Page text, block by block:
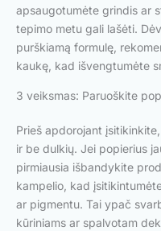
apsaugotumėte grindis ar
tepimo metu gali lašėti.
purškiamą formulę,
kaukę, kad išvengtumėte
3 veiksmas: Paruoškite
Prieš apdorojant
ir be dulkių. Jei popierius
pirmiausia išbandykite
kampelio, kad
ar pigmentu. Tai ypač
kūriniams ar spalvotam